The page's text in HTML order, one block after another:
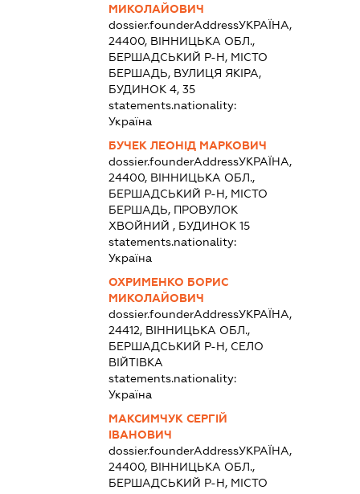
МИКОЛАЙОВИЧ
dossier.founderAddressУКРАЇНА,
24400, ВІННИЦЬКА ОБЛ.,
БЕРШАДСЬКИЙ Р-Н, МІСТО
БЕРШАДЬ, ВУЛИЦЯ ЯКІРА,
БУДИНОК 4, 35
statements.nationality:
Україна
БУЧЕК ЛЕОНІД МАРКОВИЧ
dossier.founderAddressУКРАЇНА,
24400, ВІННИЦЬКА ОБЛ.,
БЕРШАДСЬКИЙ Р-Н, МІСТО
БЕРШАДЬ, ПРОВУЛОК
ХВОЙНИЙ , БУДИНОК 15
statements.nationality:
Україна
ОХРИМЕНКО БОРИС
МИКОЛАЙОВИЧ
dossier.founderAddressУКРАЇНА,
24412, ВІННИЦЬКА ОБЛ.,
БЕРШАДСЬКИЙ Р-Н, СЕЛО
ВІЙТІВКА
statements.nationality:
Україна
МАКСИМЧУК СЕРГІЙ
ІВАНОВИЧ
dossier.founderAddressУКРАЇНА,
24400, ВІННИЦЬКА ОБЛ.,
БЕРШАДСЬКИЙ Р-Н, МІСТО